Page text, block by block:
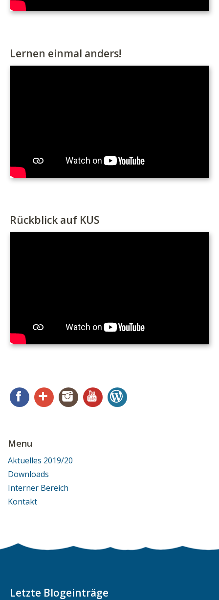
Lernen einmal anders!
Rückblick auf KUS
FacebookGoogle+ InstagramYouTube
Menu
Aktuelles 2019/20
Downloads
Interner Bereich
Kontakt
Letzte Blogeinträge